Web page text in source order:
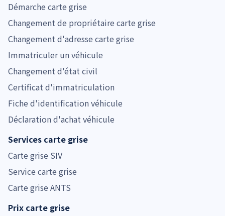
Démarche carte grise
Changement de propriétaire carte grise
Changement d'adresse carte grise
Immatriculer un véhicule
Changement d'état civil
Certificat d'immatriculation
Fiche d'identification véhicule
Déclaration d'achat véhicule
Services carte grise
Carte grise SIV
Service carte grise
Carte grise ANTS
Prix carte grise